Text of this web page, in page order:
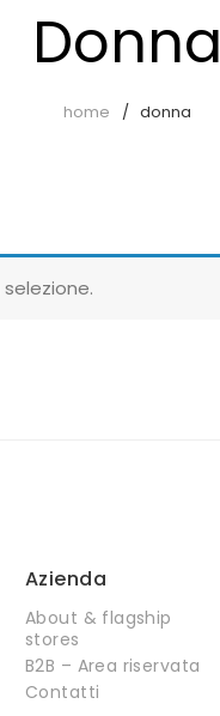
Donna
home donna
Azienda
About & flagship
stores
B2B – Area riservata
Contatti